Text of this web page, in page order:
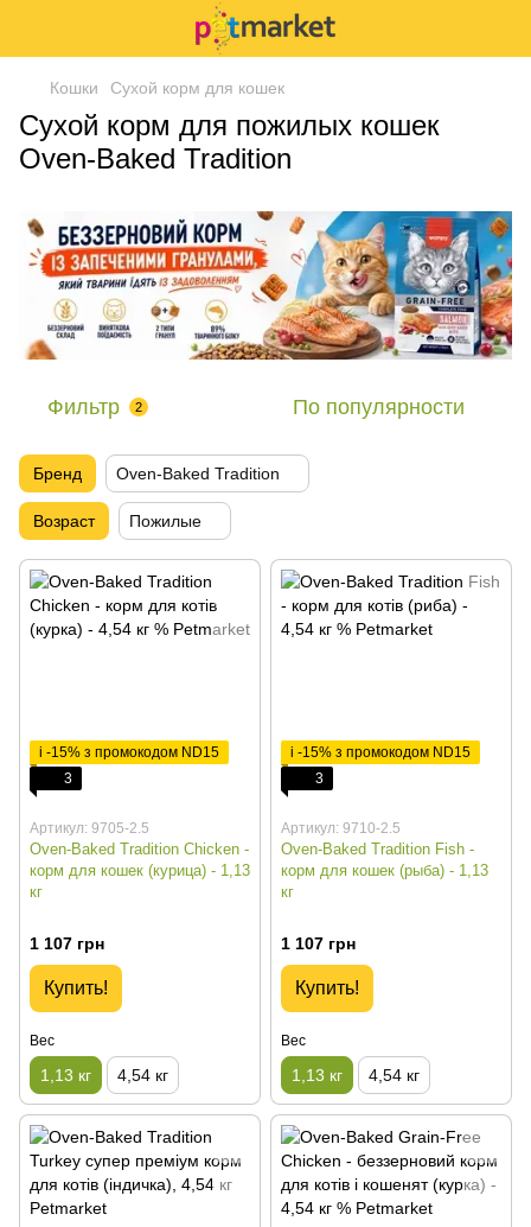
Кошки Сухой корм для кошек
Сухой корм для пожилых кошек
Oven-Baked Tradition
Фильтр 2 По популярности
Бренд Oven-Baked Tradition
Возраст Пожилые
і -15% з промокодом ND15
3
Артикул: 9705-2.5
Oven-Baked Tradition Chicken -
корм для кошек (курица) - 1,13
кг
1 107 грн
Купить!
Вес
1,13 кг 4,54 кг
і -15% з промокодом ND15
3
Артикул: 9710-2.5
Oven-Baked Tradition Fish -
корм для кошек (рыба) - 1,13
кг
1 107 грн
Купить!
Вес
1,13 кг 4,54 кг